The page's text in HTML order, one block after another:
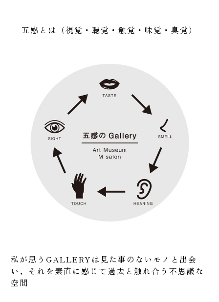
五感とは（視覚・聴覚・触覚・味覚・臭覚）
私が思うGALLERYは見た事のないモノと出会
い、それを素直に感じて過去と触れ合う不思議な
空間